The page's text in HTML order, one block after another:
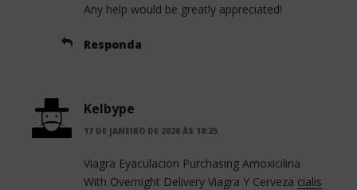
Any help would be greatly appreciated!
Responda
Kelbype
17 DE JANEIRO DE 2020 ÀS 18:25
Viagra Eyaculacion Purchasing Amoxicilina
With Overnight Delivery Viagra Y Cerveza cialis